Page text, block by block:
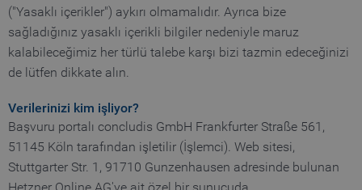
("Yasaklı içerikler") aykırı olmamalıdır. Ayrıca bize
sağladığınız yasaklı içerikli bilgiler nedeniyle maruz
kalabileceğimiz her türlü talebe karşı bizi tazmin edeceğinizi
de lütfen dikkate alın.
Verilerinizi kim işliyor?
Başvuru portalı concludis GmbH Frankfurter Straße 561,
51145 Köln tarafından işletilir (İşlemci). Web sitesi,
Stuttgarter Str. 1, 91710 Gunzenhausen adresinde bulunan